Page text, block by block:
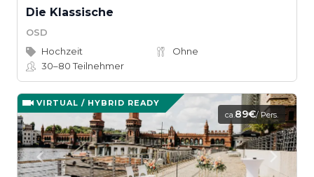
Die Klassische
OSD
Hochzeit
Ohne
30–80Teilnehmer
VIRTUAL / HYBRID READY
ca.89€/ Pers.